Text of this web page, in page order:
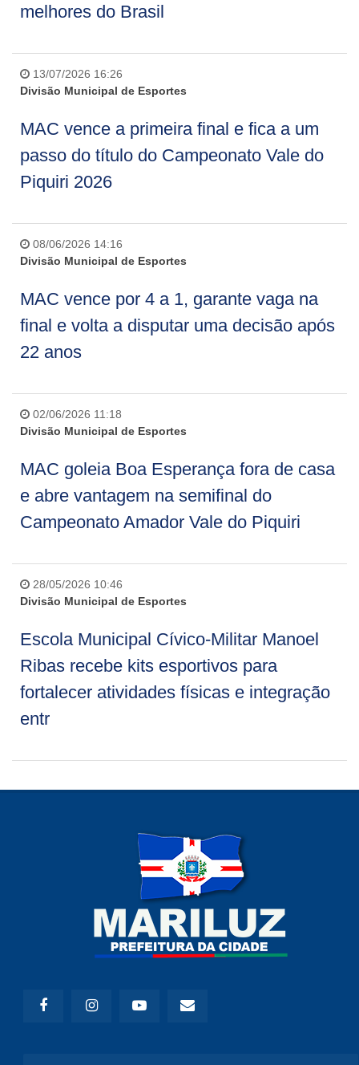
melhores do Brasil
13/07/2026 16:26
Divisão Municipal de Esportes
MAC vence a primeira final e fica a um
passo do título do Campeonato Vale do
Piquiri 2026
08/06/2026 14:16
Divisão Municipal de Esportes
MAC vence por 4 a 1, garante vaga na
final e volta a disputar uma decisão após
22 anos
02/06/2026 11:18
Divisão Municipal de Esportes
MAC goleia Boa Esperança fora de casa
e abre vantagem na semifinal do
Campeonato Amador Vale do Piquiri
28/05/2026 10:46
Divisão Municipal de Esportes
Escola Municipal Cívico-Militar Manoel
Ribas recebe kits esportivos para
fortalecer atividades físicas e integração
entr